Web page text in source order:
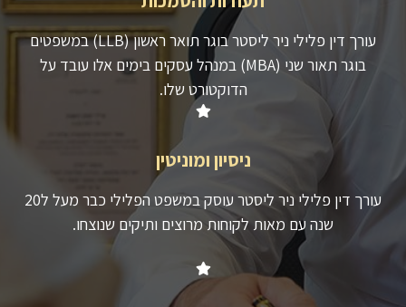
עורך דין פלילי ניר ליסטר בוגר תואר ראשון (LLB) במשפטים
בוגר תאור שני (MBA) במנהל עסקים בימים אלו עובד על
הדוקטורט שלו.
ניסיון ומוניטין
עורך דין פלילי ניר ליסטר עוסק במשפט הפלילי כבר מעל ל20
שנה עם מאות לקוחות מרוצים ותיקים שנוצחו.